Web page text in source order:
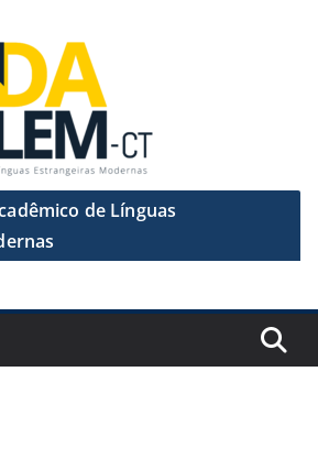
de Línguas